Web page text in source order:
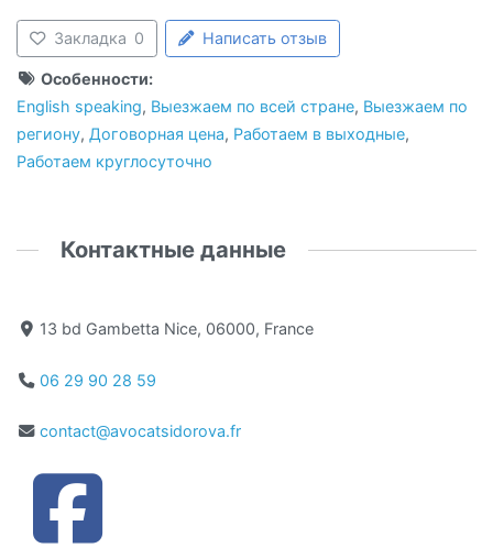
Закладка 0 Написать отзыв
Особенности:
English speaking, Выезжаем по всей стране, Выезжаем по
региону, Договорная цена, Работаем в выходные,
Работаем круглосуточно
Контактные данные
13 bd Gambetta Nice, 06000, France
06 29 90 28 59
contact@avocatsidorova.fr